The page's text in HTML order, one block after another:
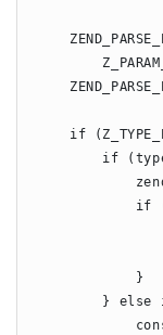
if
if
if
            }
} else